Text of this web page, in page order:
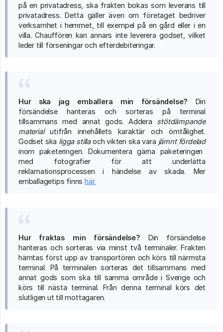
på en privatadress, ska frakten bokas som leverans till
privatadress. Detta gäller även om företaget bedriver
verksamhet i hemmet, till exempel på en gård eller i en
villa. Chauffören kan annars inte leverera godset, vilket
leder till förseningar och efterdebiteringar.
Hur ska jag emballera min försändelse? Din
försändelse hanteras och sorteras på terminal
tillsammans med annat gods. Addera stötdämpande
materialutifrån innehållets karaktär och ömtålighet.
Godset ska ligga stillaoch vikten ska vara jämnt fördelad
inom paketeringen. Dokumentera gärna paketeringen
med fotografier för att underlätta
reklamationsprocessen i händelse av skada. Mer
emballagetips finnshär.
Hur fraktas min försändelse? Din försändelse
hanteras och sorteras via minst två terminaler. Frakten
hämtas först upp av transportören och körs till närmsta
terminal. På terminalen sorteras det tillsammans med
annat gods som ska till samma område i Sverige och
körs till nästa terminal. Från denna terminal körs det
slutligen ut till mottagaren.